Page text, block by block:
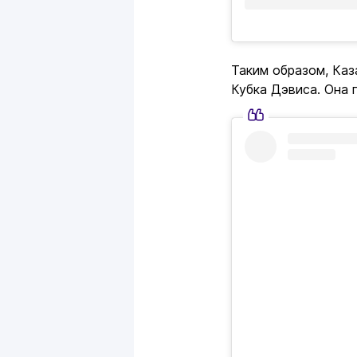
Таким образом,
Кубка Дэвиса. Она